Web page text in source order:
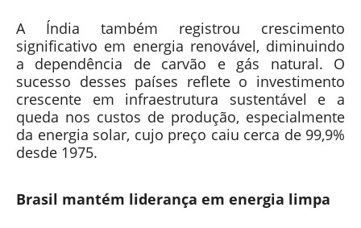
A Índia também registrou crescimento
significativo em energia renovável, diminuindo
a dependência de carvão e gás natural. O
sucesso desses países reflete o investimento
crescente em infraestrutura sustentável e a
queda nos custos de produção, especialmente
da energia solar, cujo preço caiu cerca de 99,9%
desde 1975.
Brasil mantém liderança em energia limpa